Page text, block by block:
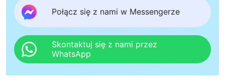
Połącz się z nami w Messengerze
Skontaktuj się z nami przez
WhatsApp